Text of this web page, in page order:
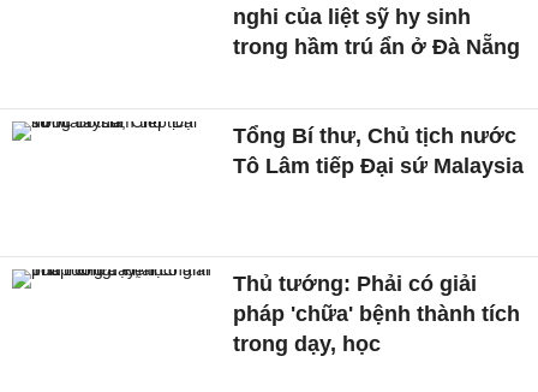
nghi của liệt sỹ hy sinh
trong hầm trú ẩn ở Đà Nẵng
Tổng Bí thư, Chủ tịch nước
Tô Lâm tiếp Đại sứ Malaysia
Thủ tướng: Phải có giải
pháp 'chữa' bệnh thành tích
trong dạy, học